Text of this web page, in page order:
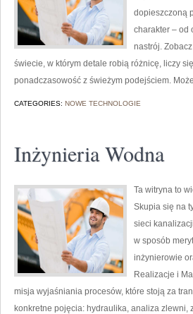
dopieszczoną
charakter – od
nastrój.
świecie, w którym detale robią różnicę, liczy
ponadczasowość z świeżym podejściem.
CATEGORIES: NOWE TECHNOLOGIE
Inżynieria Wodna
Ta witryna to
Skupia się na
sieci
w sposób
inżynierowie
Realizacje i
misja wyjaśniania procesów, które stoją za
konkretne pojęcia: hydraulika, analiza zlewni,